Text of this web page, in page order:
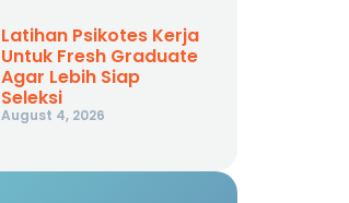
Latihan Psikotes Kerja
Untuk Fresh Graduate
Agar Lebih Siap
Seleksi
August 4, 2026